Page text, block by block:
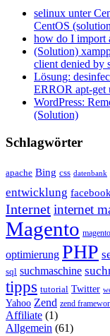
selinux unter
CentOS
how do I import
(Solution)
client denied by
Lösung:
ERROR apt-get
WordPress:
(Solution)
Schlagwörter
apache Bing css datenbank
entwicklung
Internetinternet
Magento
optimierung PHP
sql suchmaschine
tipps tutorial Twitter
Yahoo Zend zend
Affiliate (1)
Allgemein (61)